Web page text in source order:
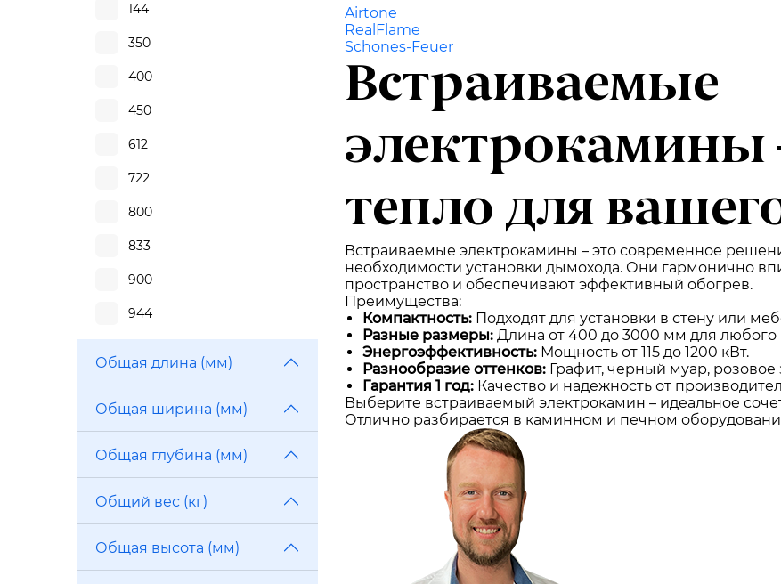
144
350
400
450
612
722
800
833
900
944
Общая длина (мм)
Общая ширина (мм)
Общая глубина (мм)
Общий вес (кг)
Общая высота (мм)
Airtone
RealFlame
Schones-Feuer
Встраиваемые
электрокамины
тепло для
Встраиваемые электрокамины – это современное
необходимости установки дымохода. Они гармонично
пространство и обеспечивают эффективный обогрев.
Преимущества:
Компактность: Подходят для установки в стену или
Разные размеры: Длина от 400 до 3000 мм для любого
Энергоэффективность: Мощность от 115 до 1200 кВт.
Разнообразие оттенков: Графит, черный муар, розовое
Гарантия 1 год: Качество и надежность от
Выберите встраиваемый электрокамин – идеальное
Отлично разбирается в каминном и печном